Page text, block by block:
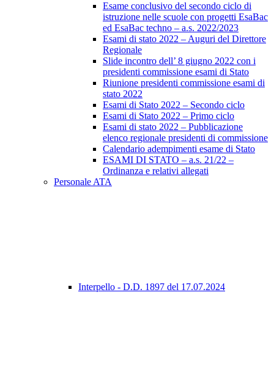
Esame conclusivo del secondo ciclo di
istruzione nelle scuole con progetti EsaBac
ed EsaBac techno – a.s. 2022/2023
Esami di stato 2022 – Auguri del Direttore
Regionale
Slide incontro dell’ 8 giugno 2022 con i
presidenti commissione esami di Stato
Riunione presidenti commissione esami di
stato 2022
Esami di Stato 2022 – Secondo ciclo
Esami di Stato 2022 – Primo ciclo
Esami di stato 2022 – Pubblicazione
elenco regionale presidenti di commissione
Calendario adempimenti esame di Stato
ESAMI DI STATO – a.s. 21/22 –
Ordinanza e relativi allegati
Personale ATA
Interpello - D.D. 1897 del 17.07.2024